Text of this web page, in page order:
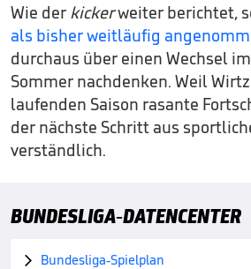
Wie der kickerweiter berichtet,
als bisher weitläufig
durchaus über einen Wechsel
Sommer nachdenken. Weil
laufenden Saison rasante
der nächste Schritt aus
verständlich.
BUNDESLIGA-DATENCENTER
 Bundesliga-Spielplan